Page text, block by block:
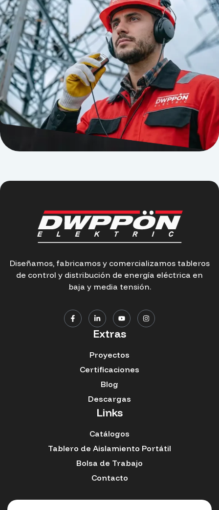
Diseñamos, fabricamos y comercializamos tableros
de control y distribución de energía eléctrica en
baja y media tensión.
Extras
Proyectos
Certificaciones
Blog
Descargas
Links
Catálogos
Tablero de Aislamiento Portátil
Bolsa de Trabajo
Contacto